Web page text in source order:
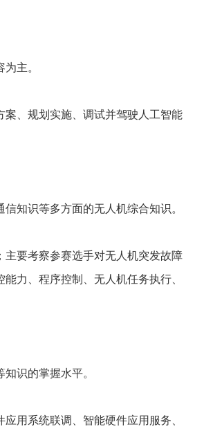
主。
、规划实施、调试并驾驶人工智能
知识等多方面的无人机综合知识。
要考察参赛选手对无人机突发故障
力、程序控制、无人机任务执行、
识的掌握水平。
用系统联调、智能硬件应用服务、